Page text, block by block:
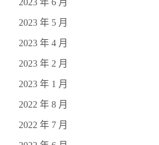
2023 年 6 月
2023 年 5 月
2023 年 4 月
2023 年 2 月
2023 年 1 月
2022 年 8 月
2022 年 7 月